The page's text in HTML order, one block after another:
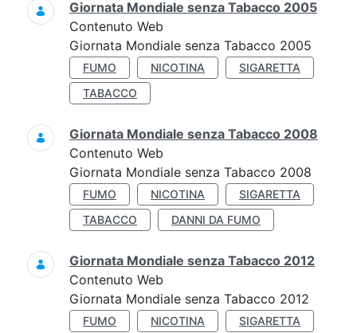
Giornata Mondiale senza Tabacco 2005
Contenuto Web
Giornata Mondiale senza Tabacco 2005
FUMO NICOTINA
SIGARETTA
TABACCO
Giornata Mondiale senza Tabacco 2008
Contenuto Web
Giornata Mondiale senza Tabacco 2008
FUMO NICOTINA
SIGARETTA
TABACCO
DANNI DA FUMO
Giornata Mondiale senza Tabacco 2012
Contenuto Web
Giornata Mondiale senza Tabacco 2012
FUMO NICOTINA
SIGARETTA